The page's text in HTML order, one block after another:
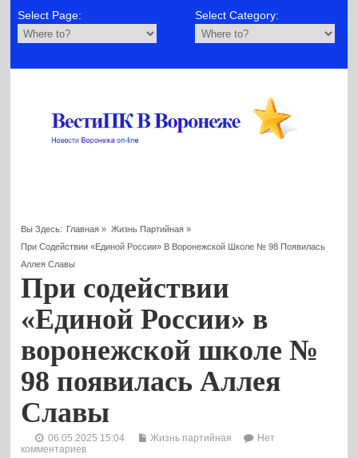
Select Page: Select Category:
Вы Здесь: Главная » Жизнь Партийная»
При Содействии «Единой России» В Воронежской Школе № 98 Появилась
Аллея Славы
При содействии
«Единой России» в
воронежской школе №
98 появилась Аллея
Славы
06.05.2025 15:04 Жизнь партийная
Нет
комментариев